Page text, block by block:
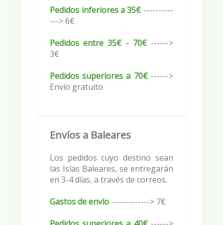
Pedidos inferiores a 35€ ----------
---> 6€
Pedidos entre 35€ - 70€------>
3€
Pedidos superiores a 70€------>
Envío gratuito
Envíos a Baleares
Los pedidos cuyo destino sean
las Islas Baleares, se entregarán
en 3-4 días, a través de correos.
Gastos de envío -------------> 7€